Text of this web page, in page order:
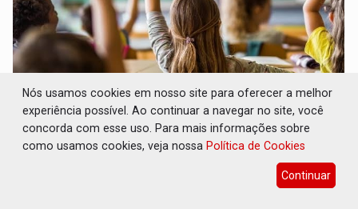
DESENVOLVIMENTO: Ideb avança nos anos
iniciais do ensino fundamental em
Rondônia
Indicadores de 2025 crescem nos anos iniciais do ensino
Nós usamos cookies em nosso site para oferecer a melhor
experiência possível. Ao continuar a navegar no site, você
concorda com esse uso. Para mais informações sobre
como usamos cookies, veja nossa Política de Cookies
Continuar